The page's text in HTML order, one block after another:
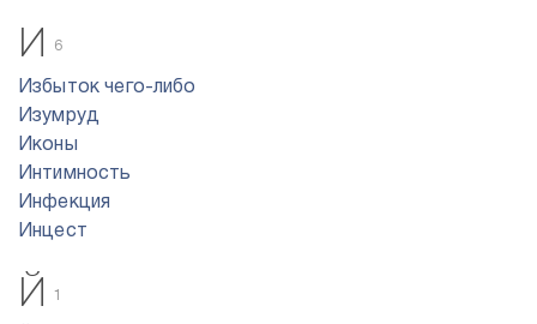
И 6
Избыток чего-либо
Изумруд
Иконы
Интимность
Инфекция
Инцест
Й 1